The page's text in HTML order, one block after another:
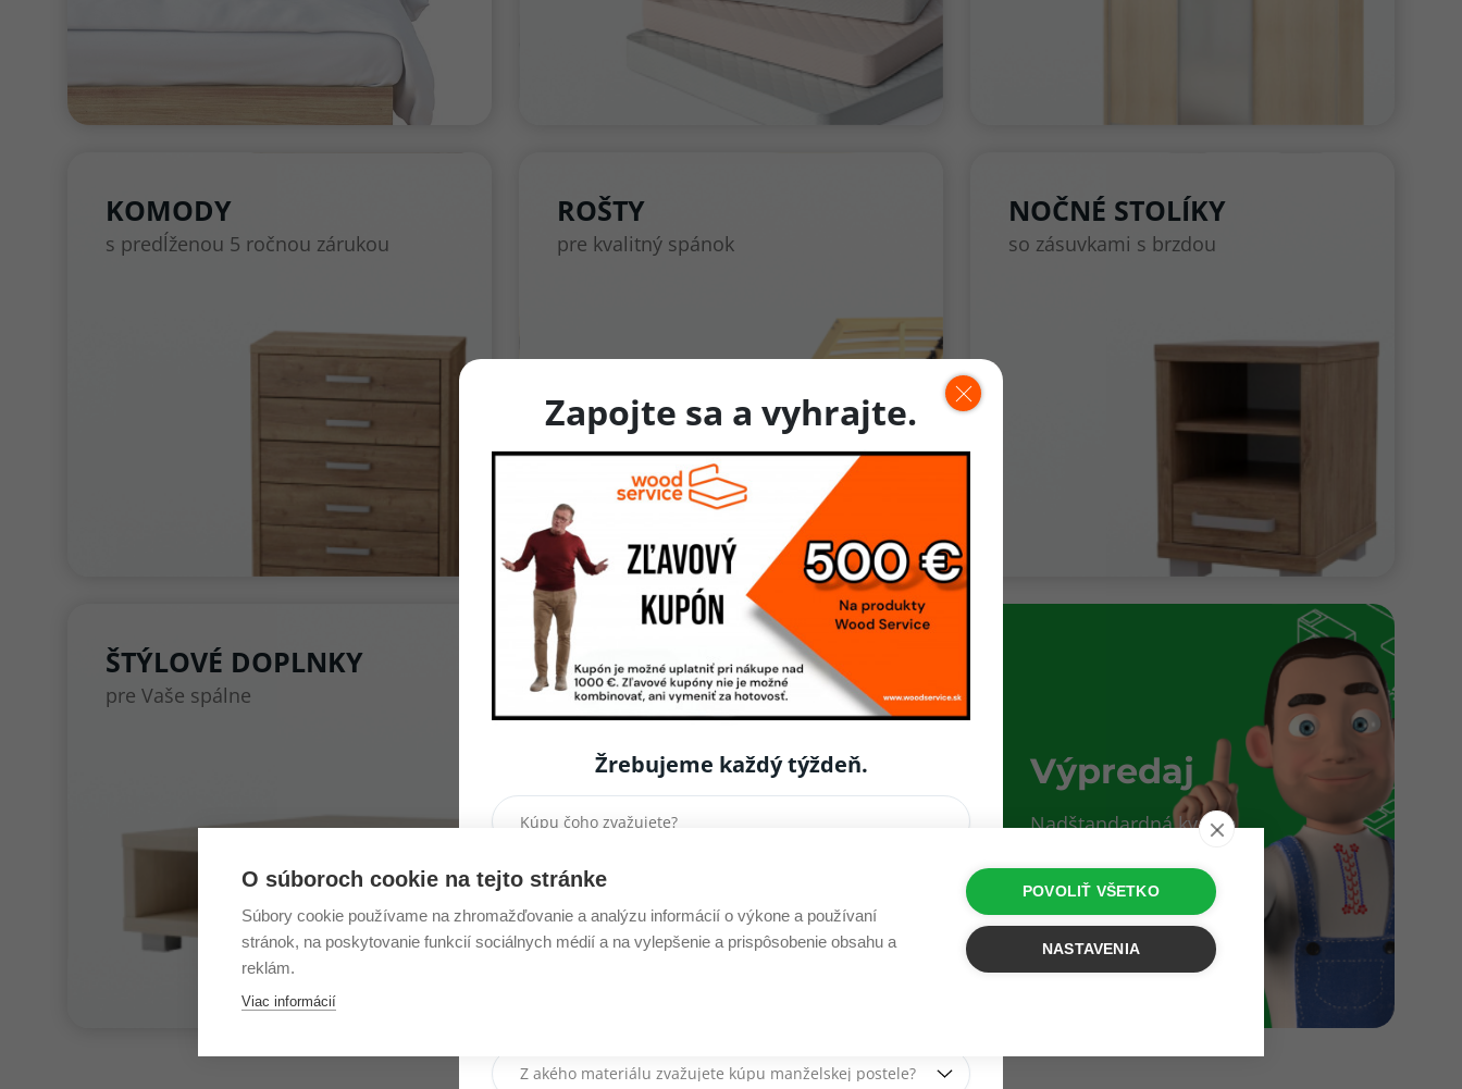
ROŠTY
pre kvalitný spánok
KOMODY
s predĺženou 5 ročnou zárukou
NOČNÉ STOLÍKY
so zásuvkami s brzdou
ŠTÝLOVÉ DOPLNKY
pre Vaše spálne
VSTAVANÉ SKRINE
s 5 ročnou zárukou
Výpredaj
Nadštandardná kvalita
Zapojte sa a vyhrajte.
Žrebujeme každý týždeň.
O súboroch cookie na tejto stránke
Súbory cookie používame na zhromažďovanie a analýzu informácií o výkone a používaní
stránok, na poskytovanie funkcií sociálnych médií a na vylepšenie a prispôsobenie obsahu a
reklám.
Viac informácií
POVOLIŤ VŠETKO
NASTAVENIA